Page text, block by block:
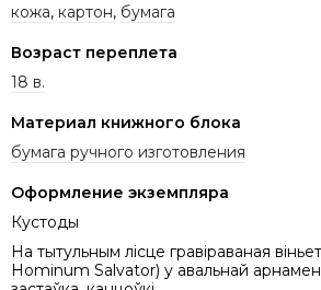
кожа, картон, бумага
Возраст переплета
18 в.
Материал книжного блока
бумага ручного изготовления
Оформление экземпляра
Кустоды
На тытульным лісце гравіраваная
Hominum Salvator) у авальнай